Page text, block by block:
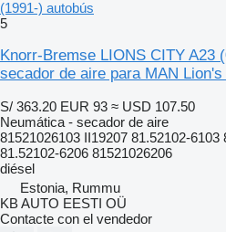
(1991-) autobús
5
Knorr-Bremse LIONS CITY A23
secador de aire para MAN
S/ 363.20 EUR 93 ≈ USD 107.50
Neumática - secador de aire
81521026103 II19207 81.52102-
81.52102-6206 81521026206
diésel
Estonia, Rummu
KB AUTO EESTI OÜ
Contacte con el vendedor